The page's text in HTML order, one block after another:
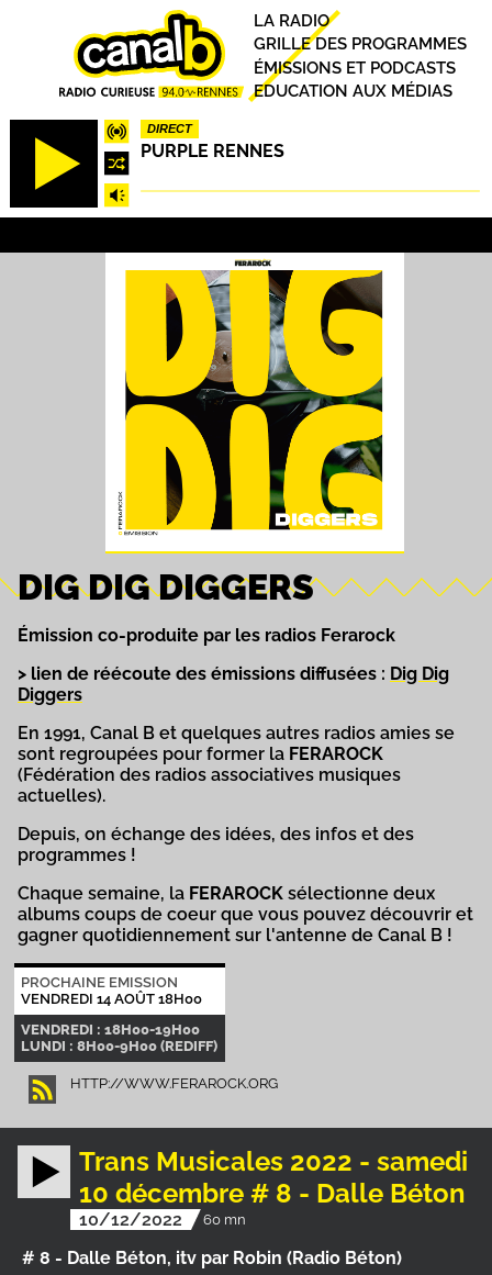
DIRECT
PURPLE RENNES
Principal
LA RADIO
GRILLE DES PROGRAMMES
ÉMISSIONS ET PODCASTS
EDUCATION AUX MÉDIAS
DIG DIG DIGGERS
Émission co-produite par les radios Ferarock
> lien de réécoute des émissions diffusées : Dig Dig
Diggers
En 1991, Canal B et quelques autres radios amies se
sont regroupées pour former la FERAROCK
(Fédération des radios associatives musiques
actuelles).
Depuis, on échange des idées, des infos et des
programmes !
Chaque semaine, la FERAROCK sélectionne deux
albums coups de coeur que vous pouvez découvrir et
gagner quotidiennement sur l'antenne de Canal B !
PROCHAINE EMISSION
VENDREDI 14 AOÛT 18H00
VENDREDI : 18H00-19H00
LUNDI : 8H00-9H00 (REDIFF)
HTTP://WWW.FERAROCK.ORG
Trans Musicales 2022 - samedi
10 décembre # 8 - Dalle Béton
10/12/2022 60 mn
# 8 - Dalle Béton, itv par Robin (Radio Béton)